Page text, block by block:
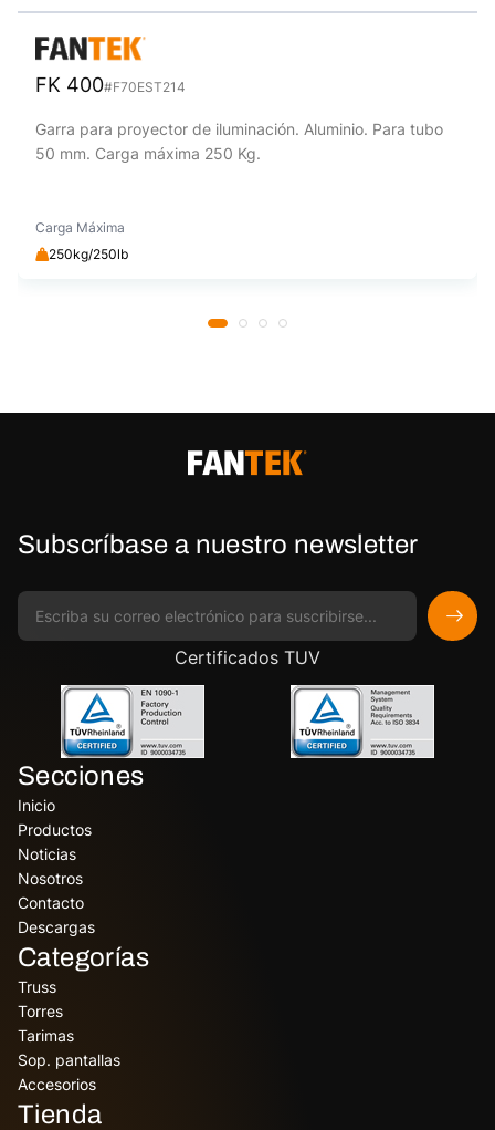
FK 400#F70EST214
Garra para proyector de iluminación. Aluminio. Para tubo
50 mm. Carga máxima 250 Kg.
Carga Máxima
250kg/250lb
Subscríbase a nuestro newsletter
Certificados TUV
Secciones
Inicio
Productos
Noticias
Nosotros
Contacto
Descargas
Categorías
Truss
Torres
Tarimas
Sop. pantallas
Accesorios
Tienda